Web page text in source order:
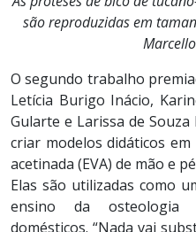
são reproduzidas em
O segundo trabalho
Letícia Burigo Inácio,
Gularte e Larissa de
criar modelos didáticos
acetinada (EVA) de mão e
Elas são utilizadas como
ensino da osteologia
domésticos. “Nada vai